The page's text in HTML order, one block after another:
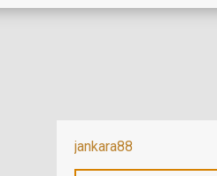
jankara88